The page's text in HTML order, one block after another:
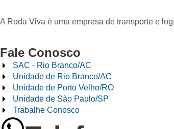
A Roda Viva é uma empresa de transporte e
Fale Conosco
SAC - Rio Branco/AC
Unidade de Rio Branco/AC
Unidade de Porto Velho/RO
Unidade de São Paulo/SP
Trabalhe Conosco